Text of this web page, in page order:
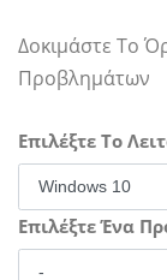
Δοκιμάστε Το
Προβλημάτων
Επιλέξτε Το
Επιλέξτε Ένα